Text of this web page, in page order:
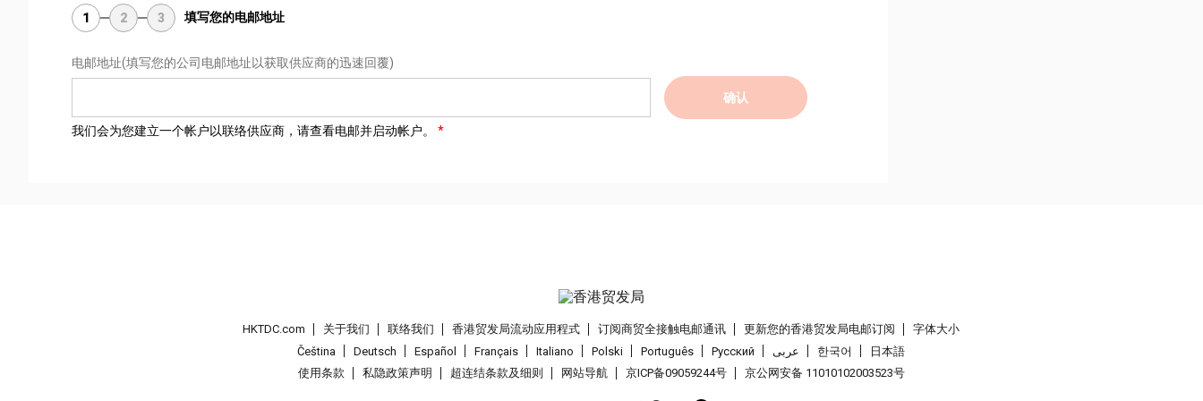
1 2 3 填写您的电邮地址
电邮地址(填写您的公司电邮地址以获取供应商的迅速回覆)
确认
我们会为您建立一个帐户以联络供应商，请查看电邮并启动帐户。
HKTDC.com 关于我们 联络我们 香港贸发局流动应用程式 订阅商贸全接触电邮通讯 更新您的香港贸发局电邮订阅
字体大小
Čeština
Deutsch Español Français Italiano Polski Português Pусский عربى 한국어
日本語
使用条款
私隐政策声明 超连结条款及细则 网站导航 京ICP备09059244号 京公网安备 11010102003523号